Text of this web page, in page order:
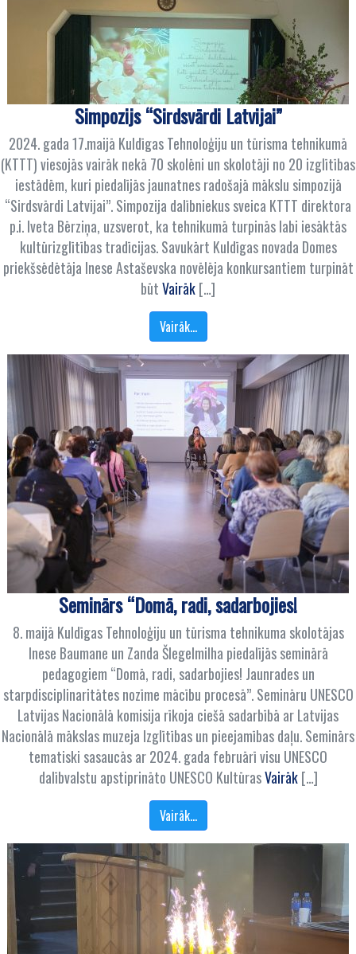
Simpozijs “Sirdsvārdi Latvijai”
2024. gada 17.maijā Kuldīgas Tehnoloģiju un tūrisma tehnikumā
(KTTT) viesojās vairāk nekā 70 skolēni un skolotāji no 20 izglītības
iestādēm, kuri piedalījās jaunatnes radošajā mākslu simpozijā
“Sirdsvārdi Latvijai”. Simpozija dalībniekus sveica KTTT direktora
p.i. Iveta Bērziņa, uzsverot, ka tehnikumā turpinās labi iesāktās
kultūrizglītības tradīcijas. Savukārt Kuldīgas novada Domes
priekšsēdētāja Inese Astaševska novēlēja konkursantiem turpināt
būtVairāk[…]
Vairāk…
Seminārs “Domā, radi, sadarbojies!
8. maijā Kuldīgas Tehnoloģiju un tūrisma tehnikuma skolotājas
Inese Baumane un Zanda Šlegelmilha piedalījās seminārā
pedagogiem “Domā, radi, sadarbojies! Jaunrades un
starpdisciplinaritātes nozīme mācību procesā”. Semināru UNESCO
Latvijas Nacionālā komisija rīkoja ciešā sadarbībā ar Latvijas
Nacionālā mākslas muzeja Izglītības un pieejamības daļu. Seminārs
tematiski sasaucās ar 2024. gada februārī visu UNESCO
dalībvalstu apstiprināto UNESCO KultūrasVairāk[…]
Vairāk…